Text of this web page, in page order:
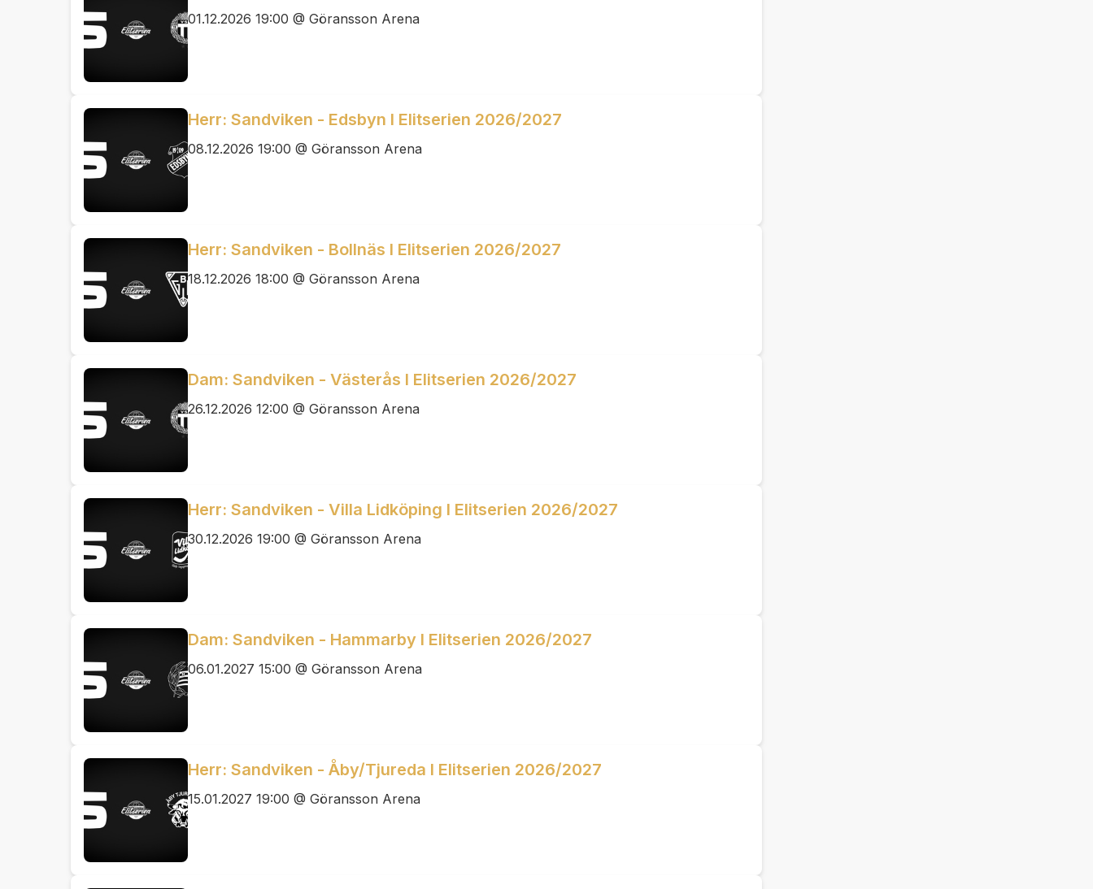
01.12.2026 19:00 @ Göransson Arena
Herr: Sandviken - Edsbyn I Elitserien 2026/2027
08.12.2026 19:00 @ Göransson Arena
Herr: Sandviken - Bollnäs I Elitserien 2026/2027
18.12.2026 18:00 @ Göransson Arena
Dam: Sandviken - Västerås I Elitserien 2026/2027
26.12.2026 12:00 @ Göransson Arena
Herr: Sandviken - Villa Lidköping I Elitserien 2026/2027
30.12.2026 19:00 @ Göransson Arena
Dam: Sandviken - Hammarby I Elitserien 2026/2027
06.01.2027 15:00 @ Göransson Arena
Herr: Sandviken - Åby/Tjureda I Elitserien 2026/2027
15.01.2027 19:00 @ Göransson Arena